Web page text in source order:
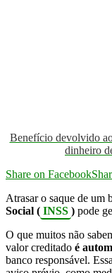
Benefício devolvido
dinheiro
Share on Facebook
Atrasar o saque de um
Social ( INSS ) pode
O que muitos não
valor creditado é
banco responsável.